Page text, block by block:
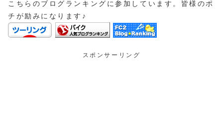
こちらのブログランキングに参加しています。皆様のポ
チが励みになります♪
スポンサーリング